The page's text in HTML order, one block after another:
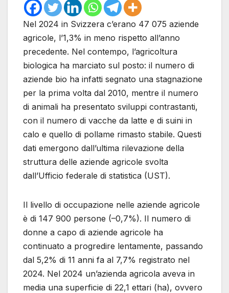
Nel 2024 in Svizzera c’erano 47 075 aziende
agricole, l’1,3% in meno rispetto all’anno
precedente. Nel contempo, l’agricoltura
biologica ha marciato sul posto: il numero di
aziende bio ha infatti segnato una stagnazione
per la prima volta dal 2010, mentre il numero
di animali ha presentato sviluppi contrastanti,
con il numero di vacche da latte e di suini in
calo e quello di pollame rimasto stabile. Questi
dati emergono dall’ultima rilevazione della
struttura delle aziende agricole svolta
dall’Ufficio federale di statistica (UST).
Il livello di occupazione nelle aziende agricole
è di 147 900 persone (–0,7%). Il numero di
donne a capo di aziende agricole ha
continuato a progredire lentamente, passando
dal 5,2% di 11 anni fa al 7,7% registrato nel
2024. Nel 2024 un’azienda agricola aveva in
media una superficie di 22,1 ettari (ha), ovvero